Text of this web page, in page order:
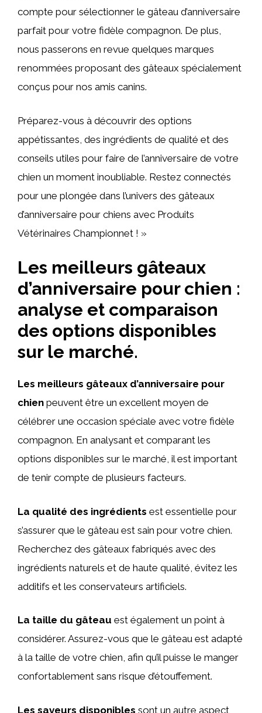
compte pour sélectionner le gâteau d’anniversaire
parfait pour votre fidèle compagnon. De plus,
nous passerons en revue quelques marques
renommées proposant des gâteaux spécialement
conçus pour nos amis canins.
Préparez-vous à découvrir des options
appétissantes, des ingrédients de qualité et des
conseils utiles pour faire de l’anniversaire de votre
chien un moment inoubliable. Restez connectés
pour une plongée dans l’univers des gâteaux
d’anniversaire pour chiens avec Produits
Vétérinaires Championnet ! »
Les meilleurs gâteaux
d’anniversaire pour chien :
analyse et comparaison
des options disponibles
sur le marché.
Les meilleurs gâteaux d’anniversaire pour
chien peuvent être un excellent moyen de
célébrer une occasion spéciale avec votre fidèle
compagnon. En analysant et comparant les
options disponibles sur le marché, il est important
de tenir compte de plusieurs facteurs.
La qualité des ingrédients est essentielle pour
s’assurer que le gâteau est sain pour votre chien.
Recherchez des gâteaux fabriqués avec des
ingrédients naturels et de haute qualité, évitez les
additifs et les conservateurs artificiels.
La taille du gâteau est également un point à
considérer. Assurez-vous que le gâteau est adapté
à la taille de votre chien, afin qu’il puisse le manger
confortablement sans risque d’étouffement.
Les saveurs disponibles sont un autre aspect